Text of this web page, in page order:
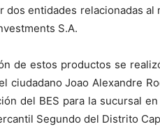
dos entidades relacionadas
S.A.
de estos productos se
ciudadano Joao Alexandre
del BES para la sucursal
Segundo del Distrito